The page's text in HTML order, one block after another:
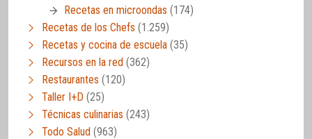
Recetas en microondas (174)
Recetas de los Chefs (1.259)
Recetas y cocina de escuela (35)
Recursos en la red (362)
Restaurantes (120)
Taller I+D (25)
Técnicas culinarias (243)
Todo Salud (963)